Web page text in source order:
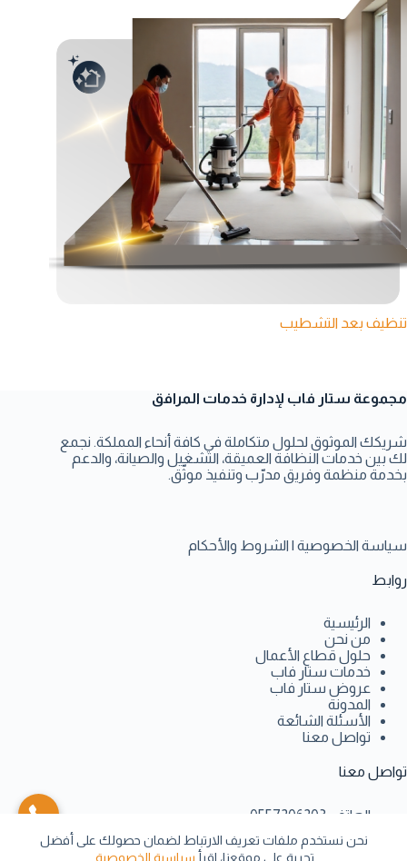
نحن نستخدم ملفات تعريف الارتباط لضمان حصولك على أفضل
تجربة على موقعنا، اقرأ سياسية الخصوصية
تنظيف بعد التشطيب
مجموعة ستار فاب لإدارة خدمات المرافق
شريكك الموثوق لحلول متكاملة في كافة أنحاء المملكة. نجمع
لك بين خدمات النظافة العميقة، التشغيل والصيانة، والدعم
بخدمة منظمة وفريق مدرّب وتنفيذ موثّق.
سياسة الخصوصية | الشروط والأحكام
روابط
الرئيسية
من نحن
حلول قطاع الأعمال
خدمات ستار فاب
عروض ستار فاب
المدونة
الأسئلة الشائعة
تواصل معنا
تواصل معنا
الهاتف: 0557206203
العنوان:مركز السحاب جدة حي الواحه الدور الاول